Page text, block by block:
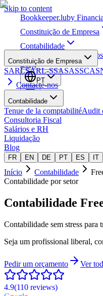
Skip to content
Bookkeeper.luby
Constituição de Empresa
Contabilidade
Blog
PT
Constituição de Empresa
SARLSARL-SSASASSCA
Contacte-nos
Contabilidade
Tenue de la comptabilitéAudit
Consultoria Fiscal
Salários e RH
Liquidação
Blog
FR EN DE PT ES IT
Início Contabilidade
Contabilidade por setor
Contabilidade
Contabilidade sem stress para
Seja um profissional liberal,
Pedir um orçamento Ver
4.9(110 reviews)